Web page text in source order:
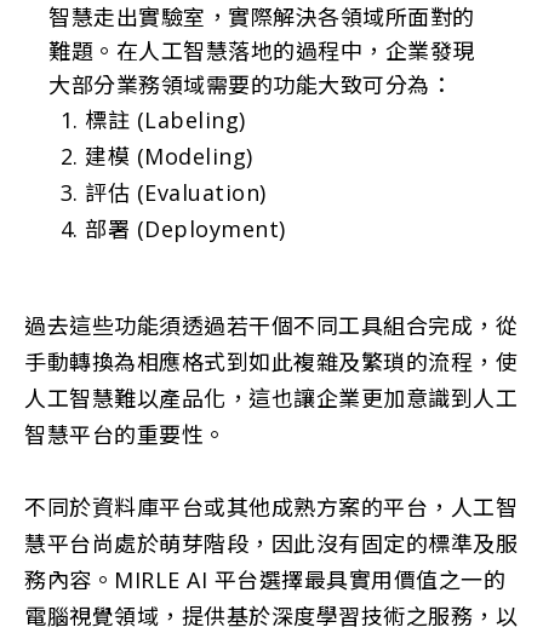
智慧走出實驗室，實際解決各領域所面對的
難題。在人工智慧落地的過程中，企業發現
大部分業務領域需要的功能大致可分為：
標註 (Labeling)
建模 (Modeling)
評估 (Evaluation)
部署 (Deployment)
過去這些功能須透過若干個不同工具組合完成，從
手動轉換為相應格式到如此複雜及繁瑣的流程，使
人工智慧難以產品化，這也讓企業更加意識到人工
智慧平台的重要性。
不同於資料庫平台或其他成熟方案的平台，人工智
慧平台尚處於萌芽階段，因此沒有固定的標準及服
務內容。MIRLE AI 平台選擇最具實用價值之一的
電腦視覺領域，提供基於深度學習技術之服務，以